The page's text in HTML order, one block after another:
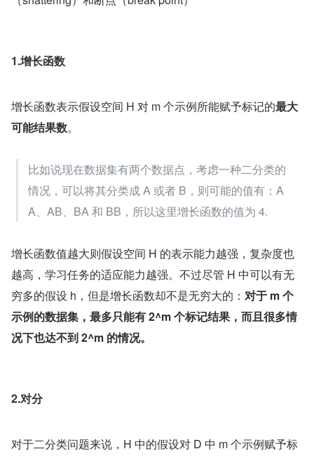
1.增长函数
增长函数表示假设空间 H 对 m 个示例所能赋予标记的最大
可能结果数。
比如说现在数据集有两个数据点，考虑一种二分类的
情况，可以将其分类成 A 或者 B，则可能的值有：A
A、AB、BA 和 BB，所以这里增长函数的值为 4.
增长函数值越大则假设空间 H 的表示能力越强，复杂度也
越高，学习任务的适应能力越强。不过尽管 H 中可以有无
穷多的假设 h，但是增长函数却不是无穷大的： 对于 m 个
示例的数据集，最多只能有 2^m 个标记结果，而且很多情
况下也达不到 2^m 的情况。
2.对分
对于二分类问题来说，H 中的假设对 D 中 m 个示例赋予标